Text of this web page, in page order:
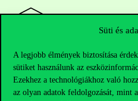
Süti és
A legjobb élmények biztosítása
sütiket használunk az
Ezekhez a technológiákhoz való
az olyan adatok feldolgozását, mint
Elérhetőségek